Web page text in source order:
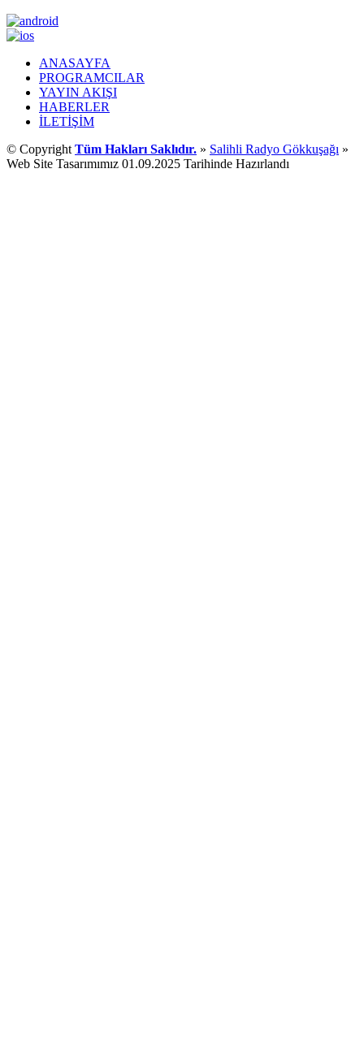
ANASAYFA
PROGRAMCILAR
YAYIN AKIŞI
HABERLER
İLETİŞİM
© Copyright Tüm Hakları Saklıdır. » Salihli Radyo Gökkuşağı »
Web Site Tasarımımız 01.09.2025 Tarihinde Hazırlandı